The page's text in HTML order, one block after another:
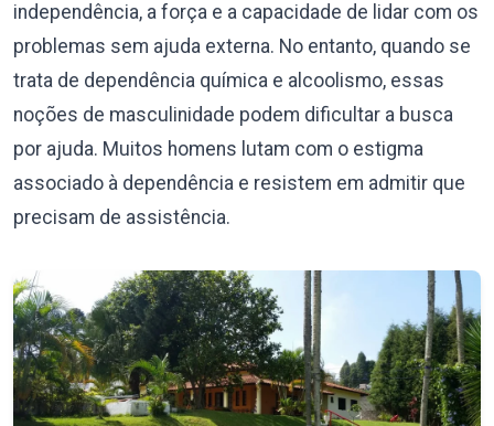
independência, a força e a capacidade de lidar com os
problemas sem ajuda externa. No entanto, quando se
trata de dependência química e alcoolismo, essas
noções de masculinidade podem dificultar a busca
por ajuda. Muitos homens lutam com o estigma
associado à dependência e resistem em admitir que
precisam de assistência.